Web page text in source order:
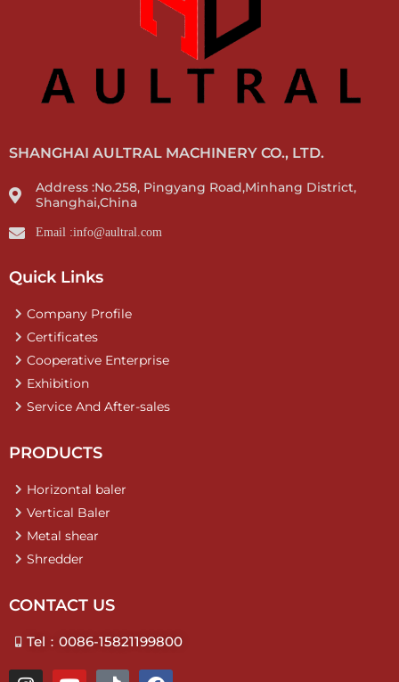
SHANGHAI AULTRAL MACHINERY CO., LTD.
Address :No.258, Pingyang Road,Minhang District,
Shanghai,China
Email :info@aultral.com
Quick Links
Company Profile
Certificates
Cooperative Enterprise
Exhibition
Service And After-sales
PRODUCTS
Horizontal baler
Vertical Baler
Metal shear
Shredder
CONTACT US
Tel：0086-15821199800
I Y T F